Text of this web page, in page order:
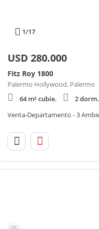
1/17
USD 280.000
Fitz Roy 1800
Palermo Hollywood, Palermo
64 m² cubie.
2 dorm.